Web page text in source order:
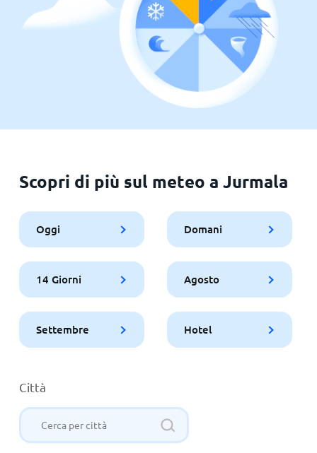
Scopri di più sul meteo a Jurmala
Oggi Domani
14 Giorni Agosto
Settembre Hotel
Città